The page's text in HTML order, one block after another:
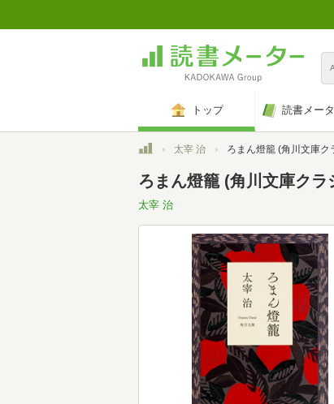
トップ 読書メー
トップ太宰 治 ろまん燈籠 (角川文庫クラシ
ろまん燈籠 (角川文庫クラ
太宰 治